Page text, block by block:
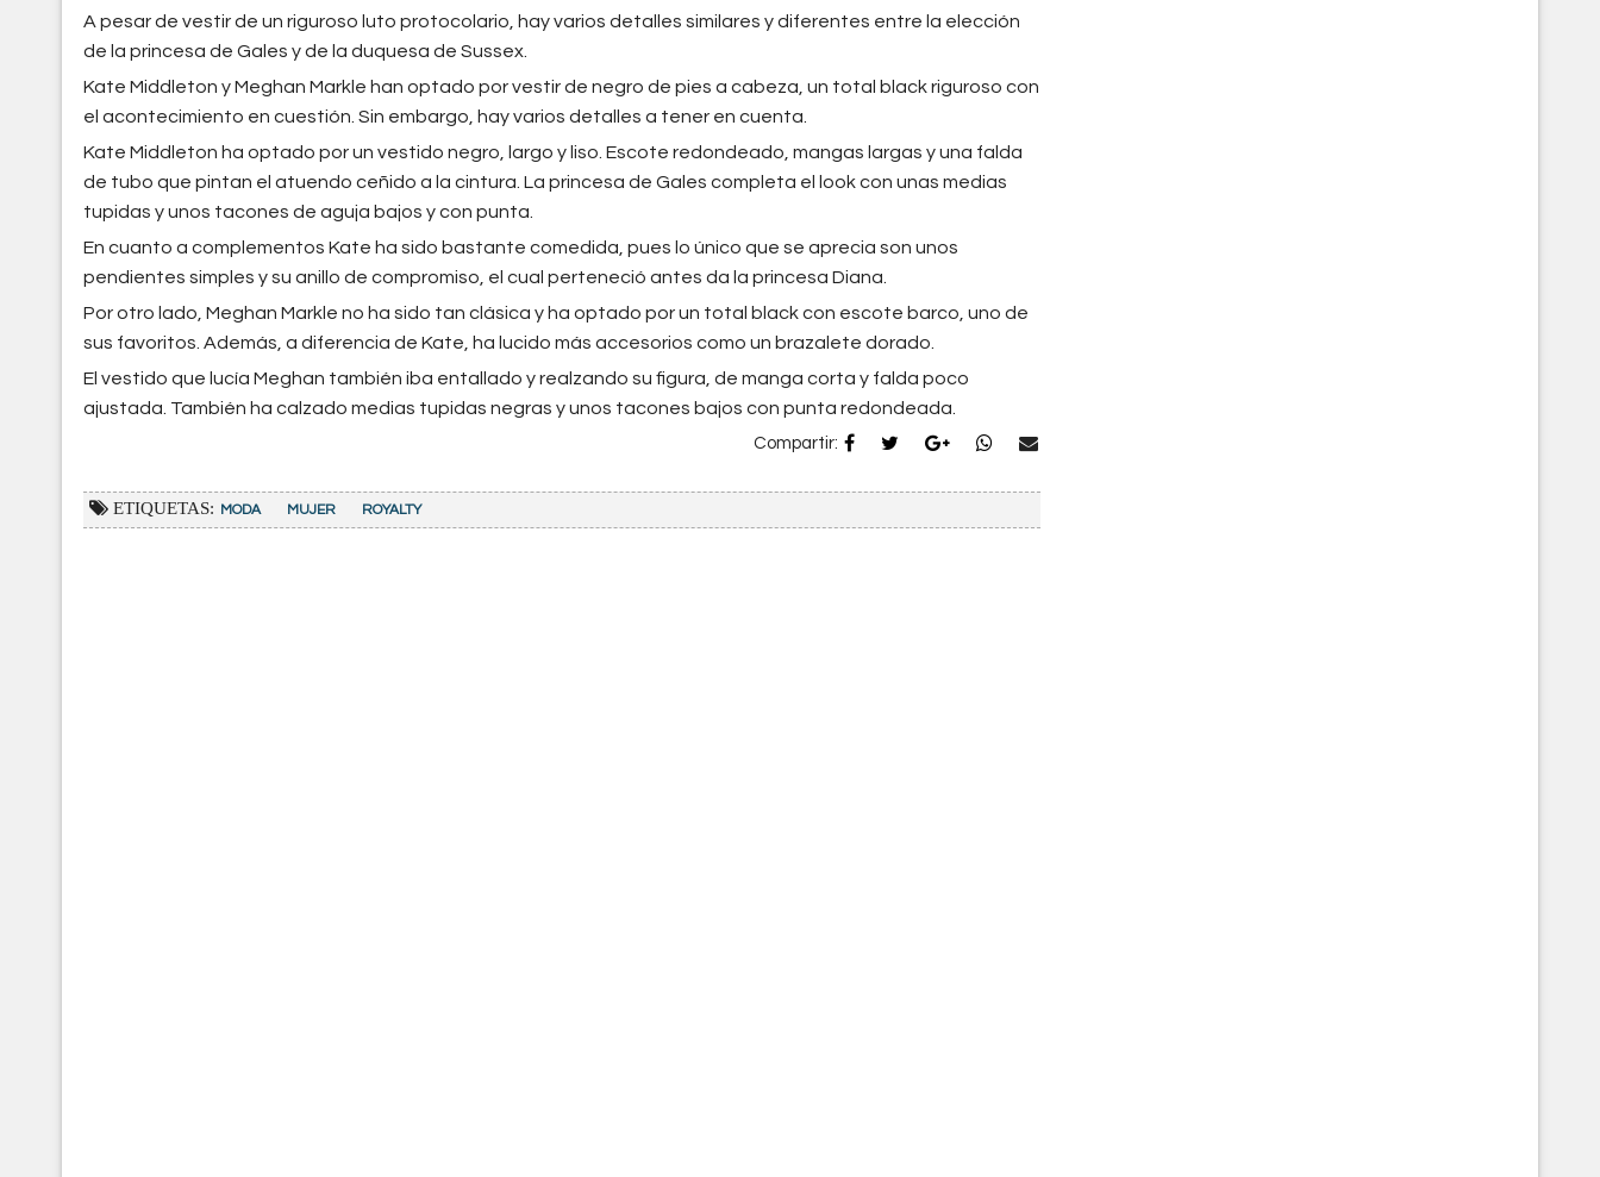
A pesar de vestir de un riguroso luto protocolario, hay varios detalles similares y diferentes entre la elección
de la princesa de Gales y de la duquesa de Sussex.
Kate Middleton y Meghan Markle han optado por vestir de negro de pies a cabeza, un total black riguroso con
el acontecimiento en cuestión. Sin embargo, hay varios detalles a tener en cuenta.
Kate Middleton ha optado por un vestido negro, largo y liso. Escote redondeado, mangas largas y una falda
de tubo que pintan el atuendo ceñido a la cintura. La princesa de Gales completa el look con unas medias
tupidas y unos tacones de aguja bajos y con punta.
En cuanto a complementos Kate ha sido bastante comedida, pues lo único que se aprecia son unos
pendientes simples y su anillo de compromiso, el cual perteneció antes da la princesa Diana.
Por otro lado, Meghan Markle no ha sido tan clásica y ha optado por un total black con escote barco, uno de
sus favoritos. Además, a diferencia de Kate, ha lucido más accesorios como un brazalete dorado.
El vestido que lucía Meghan también iba entallado y realzando su figura, de manga corta y falda poco
ajustada. También ha calzado medias tupidas negras y unos tacones bajos con punta redondeada.
Compartir:
ETIQUETAS: MODA MUJER ROYALTY